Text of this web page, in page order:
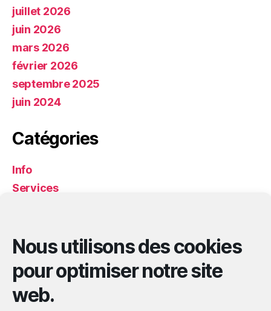
Nous utilisons des cookies
pour optimiser notre site
web.
juillet 2026
juin 2026
mars 2026
février 2026
septembre 2025
juin 2024
Catégories
Info
Services
Méta
Connexion